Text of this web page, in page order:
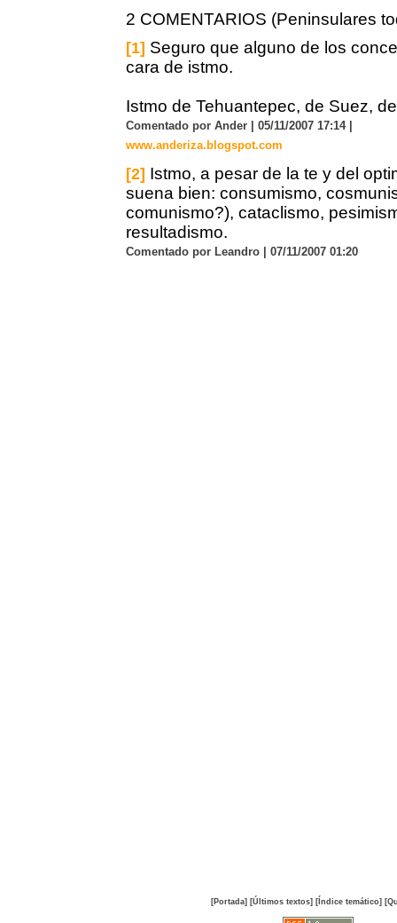
2 COMENTARIOS (Peninsulares
[1] Seguro que alguno de los
cara de istmo.
Istmo de Tehuantepec, de Suez,
Comentado por Ander | 05/11/2007 17:14 |
www.anderiza.blogspot.com
[2] Istmo, a pesar de la te y del
suena bien: consumismo,
comunismo?), cataclismo,
resultadismo.
Comentado por Leandro | 07/11/2007 01:20
[Portada] [Últimos textos] [Índice temático]